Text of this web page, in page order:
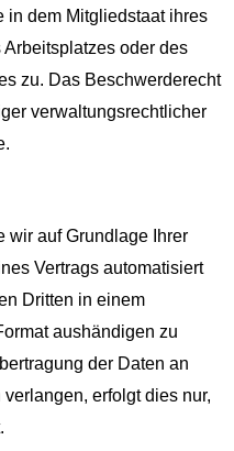
in dem Mitgliedstaat ihres
oder des
zu. Das Beschwerderecht
verwaltungsrechtlicher
wir auf Grundlage Ihrer
Vertrags automatisiert
Dritten in einem
aushändigen zu
der Daten an
erfolgt dies nur,